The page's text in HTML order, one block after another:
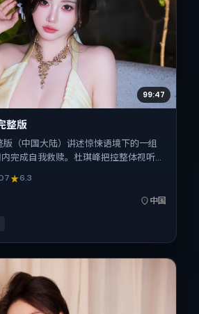
99:47
整版
版（中国大陆）讲述惊悚语境下的一组
完成自我救赎。杜琪峰把控整体视听语
片定于 2025-02-07 起陆续登陆院线与
公映，片长167分钟。
6.3
中国